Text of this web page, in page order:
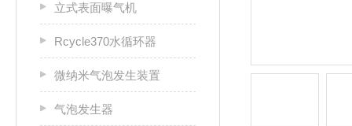
立式表面曝气机
Rcycle370水循环器
微纳米气泡发生装置
气泡发生器